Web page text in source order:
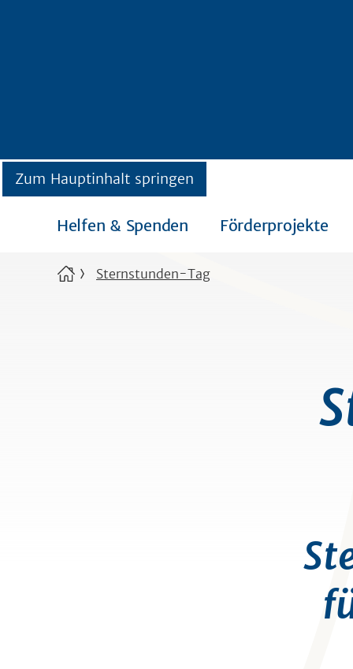
Zum Hauptinhalt springen
Helfen & Spenden Förderprojekte
Sternstunden-Tag